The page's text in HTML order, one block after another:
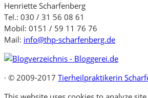
Henriette Scharfenberg
Tel.: 030 / 31 56 08 61
Mobil: 0151 / 59 11 76 76
Mail: info@thp-scharfenberg.de
· © 2009-2017 Tierheilpraktikerin